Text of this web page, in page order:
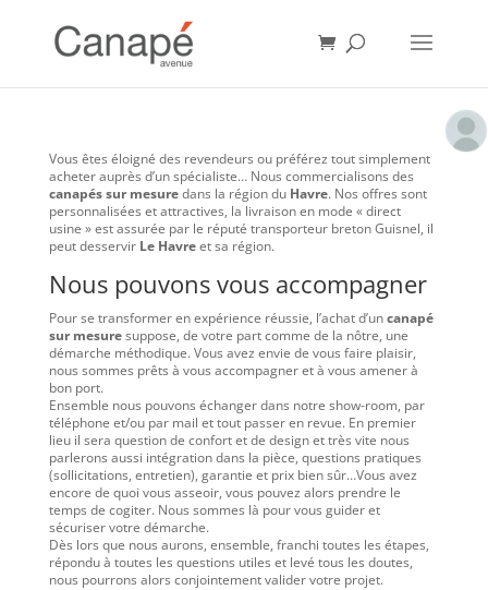
Vous êtes éloigné des revendeurs ou préférez tout simplement
acheter auprès d’un spécialiste… Nous commercialisons des
canapés sur mesuredans la région du Havre. Nos offres sont
personnalisées et attractives, la livraison en mode « direct
usine » est assurée par le réputé transporteur breton Guisnel, il
peut desservir Le Havreet sa région.
Nous pouvons vous accompagner
Pour se transformer en expérience réussie, l’achat d’uncanapé
sur mesuresuppose, de votre part comme de la nôtre, une
démarche méthodique. Vous avez envie de vous faire plaisir,
nous sommes prêts à vous accompagner et à vous amener à
bon port.
Ensemble nous pouvons échanger dans notre show-room, par
téléphone et/ou par mail et tout passer en revue. En premier
lieu il sera question de confort et de design et très vite nous
parlerons aussi intégration dans la pièce, questions pratiques
(sollicitations, entretien), garantie et prix bien sûr…Vous avez
encore de quoi vous asseoir, vous pouvez alors prendre le
temps de cogiter. Nous sommes là pour vous guider et
sécuriser votre démarche.
Dès lors que nous aurons, ensemble, franchi toutes les étapes,
répondu à toutes les questions utiles et levé tous les doutes,
nous pourrons alors conjointement valider votre projet.